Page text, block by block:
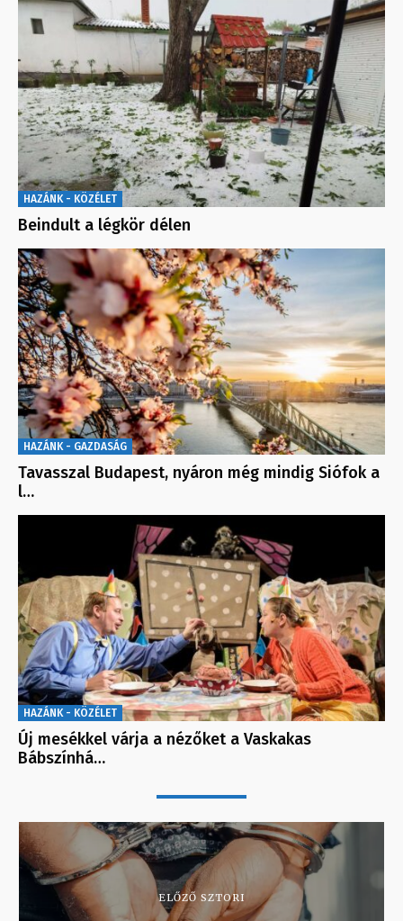
HAZÁNK - KÖZÉLET
Beindult a légkör délen
HAZÁNK - GAZDASÁG
Tavasszal Budapest, nyáron még mindig Siófok a
l…
HAZÁNK - KÖZÉLET
Új mesékkel várja a nézőket a Vaskakas
Bábszínhá…
ELŐZŐ SZTORI